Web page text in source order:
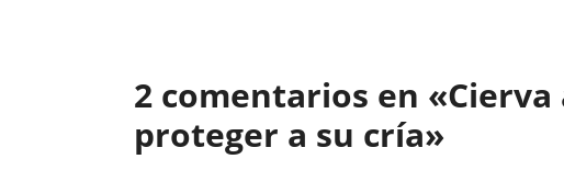
2 comentarios en
proteger a su cría»